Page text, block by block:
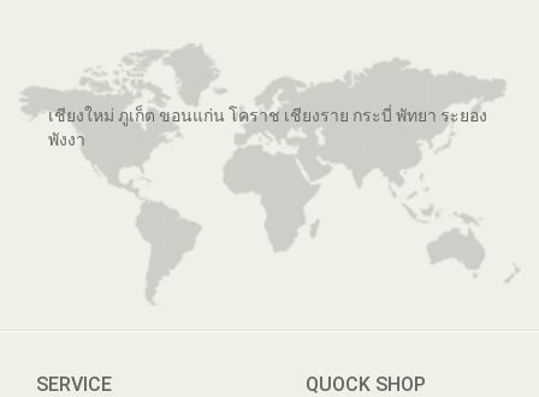
เชียงใหม่ ภูเก็ต ขอนแก่น โคราช เชียงราย กระบี่ พัทยา ระยอง
พังงา
SERVICE QUOCK SHOP